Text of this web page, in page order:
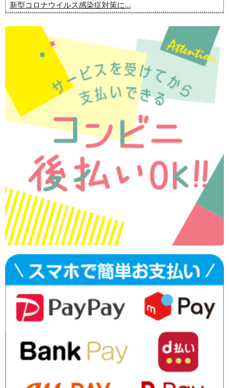
新型コロナウイルス感染症対策に...